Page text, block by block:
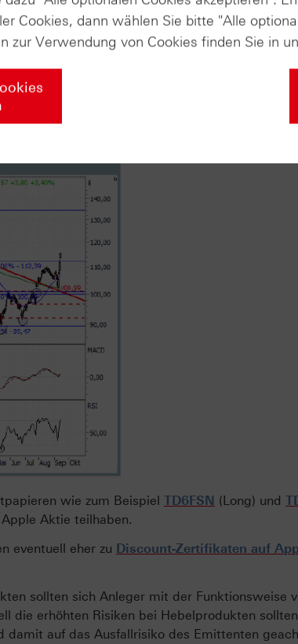
dem Sprung über das Widerstandsbündel
und der 200-Tages-Linie (akt. bei 102,13
der spannendsten Kursverläufe überhaupt
hat der Technologietitel unser Kursziel in
Dennoch halten wir das Papier weiter für
wie zum Beispiel TD6FSN (Long) und
Aktie teilhaben.
eventuell eher zu Discount-Zertifikaten auf
sollten sich Anleger mit der Funktionsweise
die erhöhten Risiken bei Hebelprodukten
damit auf das Ausfallrisiko des Emittenten
Cookies, dann wählen Sie bitte "Alle
zur Verwendung von Cookies finden Sie in